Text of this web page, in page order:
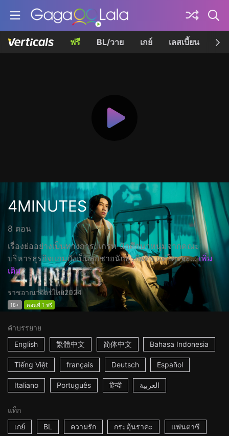
ฟรี BL/วาย เกย์ เลสเบี้ยน เค
4MINUTES
8 ตอน
เรื่องย่ออย่างเป็นทางการ: เกรท นักศึกษาหนุ่มจากคณะ
บริหารธุรกิจแถมยังเป็นลูกชายนักธุรกิจดัง แต่ใครจะ... เพิ่ม
เติม
ราชอาณาจักรไทย2024
18+ ตอนที่ 1 ฟรี
คำบรรยาย
English
繁體中文 简体中文 Bahasa Indonesia
Tiếng Việt français Deutsch Español
Italiano Português हिन्दी العربية
แท็ก
เกย์
BL ความรัก กระตุ้นราคะ แฟนตาซี